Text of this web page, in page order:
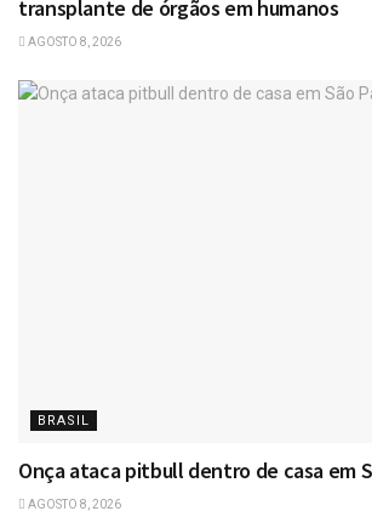
transplante de órgãos em humanos
AGOSTO 8, 2026
BRASIL
Onça ataca pitbull dentro de casa em
AGOSTO 8, 2026